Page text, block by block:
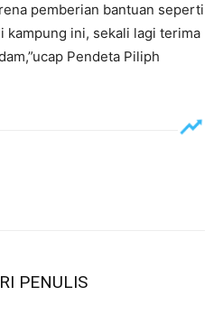
pemberian bantuan seperti
kampung ini, sekali lagi terima
Pendeta Piliph
PENULIS